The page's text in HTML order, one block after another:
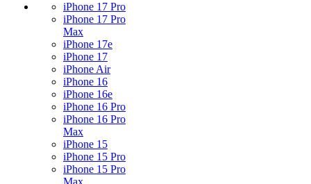
iPhone 17 Pro
iPhone 17 Pro
Max
iPhone 17e
iPhone 17
iPhone Air
iPhone 16
iPhone 16e
iPhone 16 Pro
iPhone 16 Pro
Max
iPhone 15
iPhone 15 Pro
iPhone 15 Pro
Max